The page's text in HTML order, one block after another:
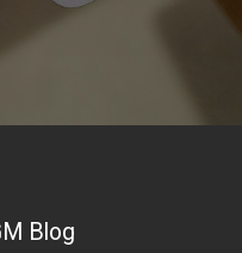
Blog